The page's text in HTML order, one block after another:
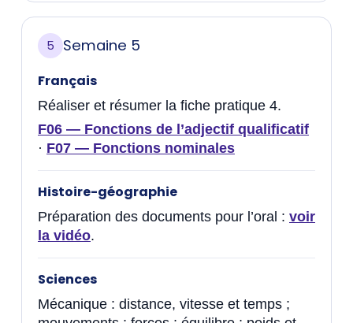
5 Semaine 5
Français
Réaliser et résumer la fiche pratique 4.
F06 — Fonctions de l’adjectif qualificatif
· F07 — Fonctions nominales
Histoire-géographie
Préparation des documents pour l’oral : voir
la vidéo.
Sciences
Mécanique : distance, vitesse et temps ;